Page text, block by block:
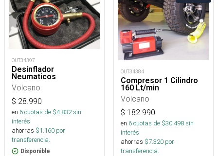
OUT34397
Desinflador
Neumaticos
Volcano
$ 28.990
en 6cuotas de $4.832sin
interés
ahorras $1.160 por
transferencia.
Disponible
OUT34384
Compresor 1 Cilindro
160 Lt/min
Volcano
$ 182.990
en 6cuotas de $30.498sin
interés
ahorras $7.320 por
transferencia.